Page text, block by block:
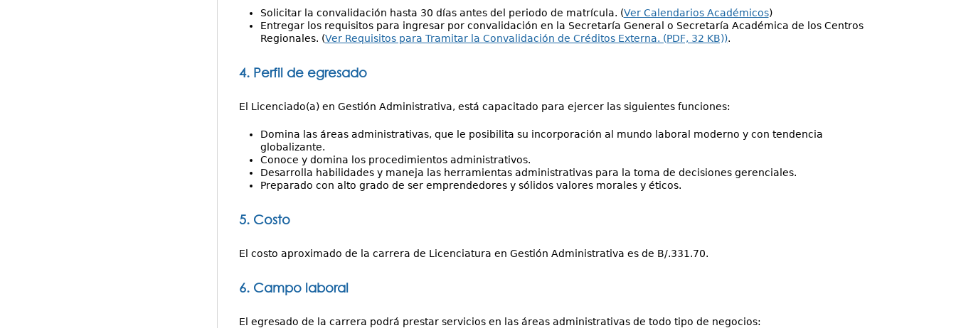
Solicitar la convalidación hasta 30 días antes del periodo de matrícula. (Ver Calendarios Académicos)
Entregar los requisitos para ingresar por convalidación en la Secretaría General o Secretaría Académica de los Centros
Regionales. (Ver Requisitos para Tramitar la Convalidación de Créditos Externa. (PDF, 32 KB)).
4. Perfil de egresado
El Licenciado(a) en Gestión Administrativa, está capacitado para ejercer las siguientes funciones:
Domina las áreas administrativas, que le posibilita su incorporación al mundo laboral moderno y con tendencia
globalizante.
Conoce y domina los procedimientos administrativos.
Desarrolla habilidades y maneja las herramientas administrativas para la toma de decisiones gerenciales.
Preparado con alto grado de ser emprendedores y sólidos valores morales y éticos.
5. Costo
El costo aproximado de la carrera de Licenciatura en Gestión Administrativa es de B/.331.70.
6. Campo laboral
El egresado de la carrera podrá prestar servicios en las áreas administrativas de todo tipo de negocios: